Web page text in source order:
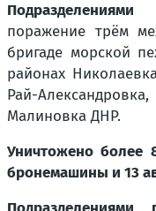
поражение трём
бригаде морской
районах
Рай-
Малиновка ДНР.
Уничтожено более
бронемашины и 13